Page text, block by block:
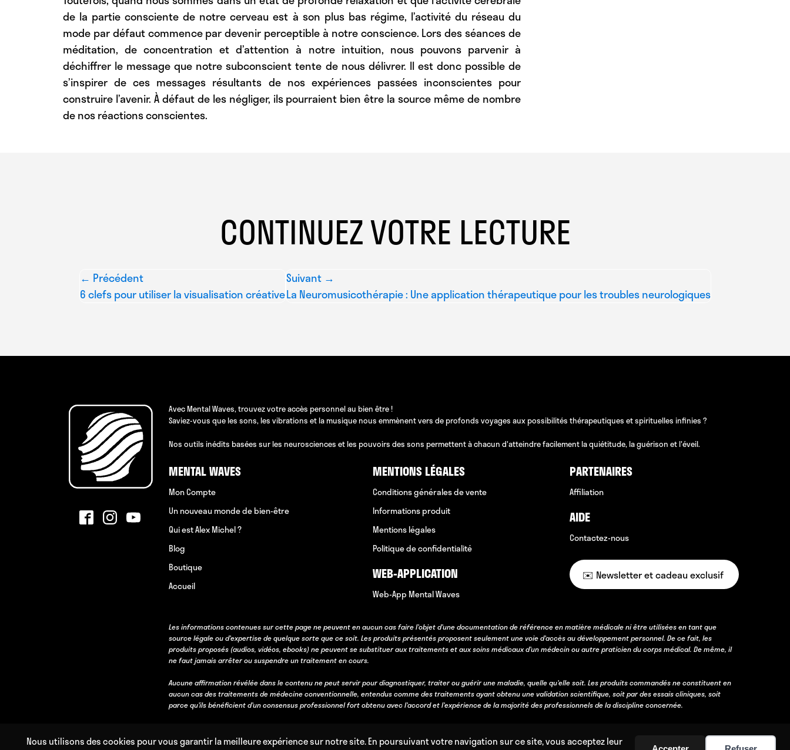
Nous utilisons des cookies pour vous garantir la meilleure expérience sur notre site. En poursuivant votre navigation sur ce site, vous acceptez leur
de la partie consciente de notre cerveau est à son plus bas régime, l’activité du réseau du
mode par défaut commence par devenir perceptible à notre conscience. Lors des séances de
méditation, de concentration et d’attention à notre intuition, nous pouvons parvenir à
déchiffrer le message que notre subconscient tente de nous délivrer. Il est donc possible de
s’inspirer de ces messages résultants de nos expériences passées inconscientes pour
construire l’avenir. À défaut de les négliger, ils pourraient bien être la source même de nombre
de nos réactions conscientes.
CONTINUEZ VOTRE LECTURE
← Précédent
6 clefs pour utiliser la visualisation créative
Suivant →
La Neuromusicothérapie : Une application thérapeutique pour les troubles neurologiques
Avec Mental Waves, trouvez votre accès personnel au bien être !
Saviez-vous que les sons, les vibrations et la musique nous emmènent vers de profonds voyages aux possibilités thérapeutiques et spirituelles infinies ?
Nos outils inédits basées sur les neurosciences et les pouvoirs des sons permettent à chacun d'atteindre facilement la quiétitude, la guérison et l'éveil.
MENTAL WAVES
Mon Compte
Un nouveau monde de bien-être
Qui est Alex Michel ?
Blog
Boutique
Accueil
MENTIONS LÉGALES
Conditions générales de vente
Informations produit
Mentions légales
Politique de confidentialité
WEB-APPLICATION
Web-App Mental Waves
PARTENAIRES
Affiliation
AIDE
Contactez-nous
✉️ Newsletter et cadeau exclusif
Les informations contenues sur cette page ne peuvent en aucun cas faire l’objet d’une documentation de référence en matière médicale ni être utilisées en tant que
source légale ou d’expertise de quelque sorte que ce soit. Les produits présentés proposent seulement une voie d’accès au développement personnel. De ce fait, les
produits proposés (audios, vidéos, ebooks) ne peuvent se substituer aux traitements et aux soins médicaux d’un médecin ou autre praticien du corps médical. De même, il
ne faut jamais arrêter ou suspendre un traitement en cours.
Aucune affirmation révélée dans le contenu ne peut servir pour diagnostiquer, traiter ou guérir une maladie, quelle qu’elle soit. Les produits commandés ne constituent en
aucun cas des traitements de médecine conventionnelle, entendus comme des traitements ayant obtenu une validation scientifique, soit par des essais cliniques, soit
parce qu’ils bénéficient d’un consensus professionnel fort obtenu avec l’accord et l’expérience de la majorité des professionnels de la discipline concernée.